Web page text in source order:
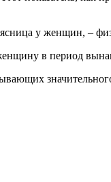
у женщин, –
в период